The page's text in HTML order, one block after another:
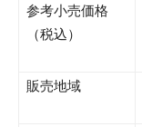
参考小売価格
（税込）
販売地域